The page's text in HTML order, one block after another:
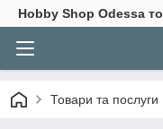
Hobbу Shop Odessa
Товари та послуги